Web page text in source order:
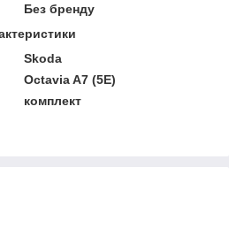
Без бренду
Skoda
Octavia A7 (5E)
комплект